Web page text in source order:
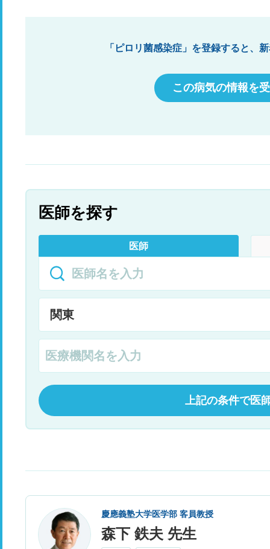
「ピロリ菌感染症」を登録すると、
この病気の情報を
医師を探す
医師
上記の条件で医
慶應義塾大学医学部 客員教授
森下 鉄夫 先生